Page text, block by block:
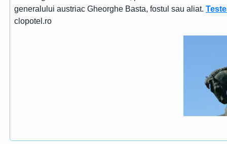
generalului austriac Gheorghe Basta, fostul sau aliat.
clopotel.ro